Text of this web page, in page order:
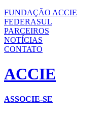
FUNDAÇÃO ACCIE
FEDERASUL
PARCEIROS
NOTÍCIAS
CONTATO
ACCIE
ASSOCIE-SE